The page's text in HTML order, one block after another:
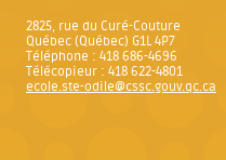
2825, rue du Curé-Couture
Québec (Québec) G1L 4P7
Téléphone : 418 686-4696
Télécopieur : 418 622-4801
ecole.ste-odile@cssc.gouv.qc.ca